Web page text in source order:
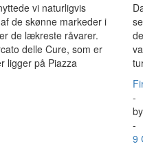
vi naturligvis
de skønne markeder i
de lækreste råvarer.
delle Cure, som er
ligger på Piazza
-
by
-
9